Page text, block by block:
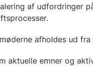
af udfordringer
afholdes ud
aktuelle emner og